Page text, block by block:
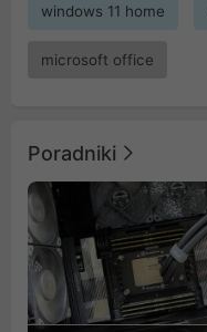
windows 11 home
microsoft office
Poradniki